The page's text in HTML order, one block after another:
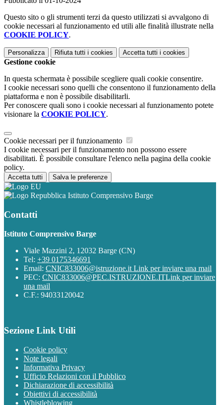
Questo sito o gli strumenti terzi da questo utilizzati si avvalgono di
cookie necessari al funzionamento ed utili alle finalità illustrate nella
COOKIE POLICY.
Personalizza Rifiuta tutti i cookies Accetta tutti i cookies
Gestione cookie
In questa schermata è possibile scegliere quali cookie consentire.
I cookie necessari sono quelli che consentono il funzionamento della
piattaforma e non è possibile disabilitarli.
Per conoscere quali sono i cookie necessari al funzionamento potete
visionare la COOKIE POLICY.
Cookie necessari per il funzionamento
I cookie necessari per il funzionamento non possono essere
disabilitati. È possibile consultare l'elenco nella pagina della cookie
policy.
Accetta tutti Salva le preferenze
Istituto Comprensivo Barge
Contatti
Istituto Comprensivo Barge
Viale Mazzini 2, 12032 Barge (CN)
Tel: +39 0175346691
Email: CNIC833006@istruzione.it Link per inviare una mail
PEC: CNIC833006@PEC.ISTRUZIONE.ITLink per inviare
una mail
C.F.: 94033120042
Sezione Link Utili
Cookie policy
Note legali
Informativa Privacy
Ufficio Relazioni con il Pubblico
Dichiarazione di accessibilità
Obiettivi di accessibilità
Whistleblowing